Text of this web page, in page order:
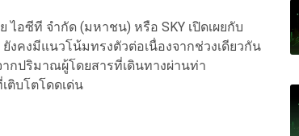
อซีที จำกัด (มหาชน) หรือ SKY เปิดเผยกับ
งคงมีแนวโน้มทรงตัวต่อเนื่องจากช่วงเดียวกัน
กปริมาณผู้โดยสารที่เดินทางผ่านท่า
ติบโตโดดเด่น